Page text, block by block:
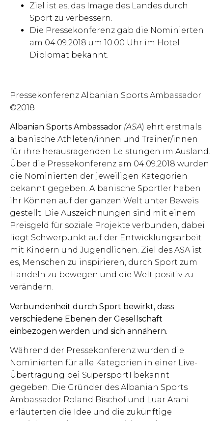
Ziel ist es, das Image des Landes durch
Sport zu verbessern.
Die Pressekonferenz gab die Nominierten
am 04.09.2018 um 10.00 Uhr im Hotel
Diplomat bekannt.
Pressekonferenz Albanian Sports Ambassador
©2018
Albanian Sports Ambassador (ASA) ehrt erstmals
albanische Athleten/innen und Trainer/innen
für ihre herausragenden Leistungen im Ausland.
Über die Pressekonferenz am 04.09.2018 wurden
die Nominierten der jeweiligen Kategorien
bekannt gegeben. Albanische Sportler haben
ihr Können auf der ganzen Welt unter Beweis
gestellt. Die Auszeichnungen sind mit einem
Preisgeld für soziale Projekte verbunden, dabei
liegt Schwerpunkt auf der Entwicklungsarbeit
mit Kindern und Jugendlichen. Ziel des ASA ist
es, Menschen zu inspirieren, durch Sport zum
Handeln zu bewegen und die Welt positiv zu
verändern.
Verbundenheit durch Sport bewirkt, dass
verschiedene Ebenen der Gesellschaft
einbezogen werden und sich annähern.
Während der Pressekonferenz wurden die
Nominierten für alle Kategorien in einer Live-
Übertragung bei Supersport1 bekannt
gegeben. Die Gründer des Albanian Sports
Ambassador Roland Bischof und Luar Arani
erläuterten die Idee und die zukünftige